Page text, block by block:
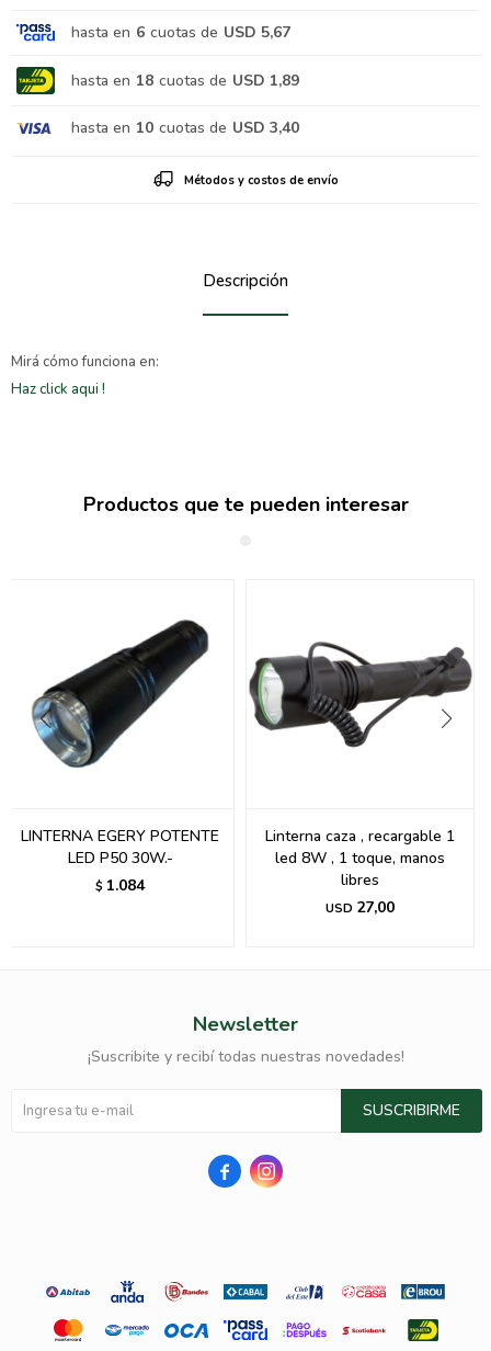
hasta en 6 cuotas de USD 5,67
hasta en 18 cuotas de USD 1,89
hasta en 10 cuotas de USD 3,40
Métodos y costos de envío
Descripción
Mirá cómo funciona en:
Haz click aqui !
Productos que te pueden interesar
LINTERNA EGERY POTENTE
LED P50 30W.-
$ 1.084
Linterna caza , recargable 1
led 8W , 1 toque, manos
libres
USD 27,00
Newsletter
¡Suscribite y recibí todas nuestras novedades!
SUSCRIBIRME
 